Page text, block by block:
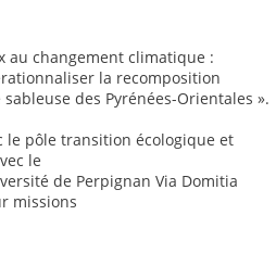
au changement climatique :
la recomposition
des Pyrénées-Orientales ».
le pôle transition écologique et
le
de Perpignan Via Domitia
missions